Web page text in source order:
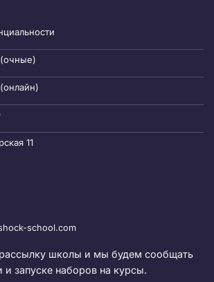
11
school.com
школы и мы будем сообщать
и запуске наборов на курсы.